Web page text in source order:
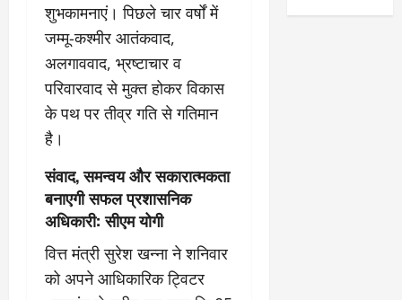
शुभकामनाएं। पिछले चार वर्षों में
जम्मू-कश्मीर आतंकवाद,
अलगाववाद, भ्रष्टाचार व
परिवारवाद से मुक्त होकर विकास
के पथ पर तीव्र गति से गतिमान
है।
संवाद, समन्वय और सकारात्मकता
बनाएगी सफल प्रशासनिक
अधिकारी: सीएम योगी
वित्त मंत्री सुरेश खन्ना ने शनिवार
को अपने आधिकारिक ट्विटर